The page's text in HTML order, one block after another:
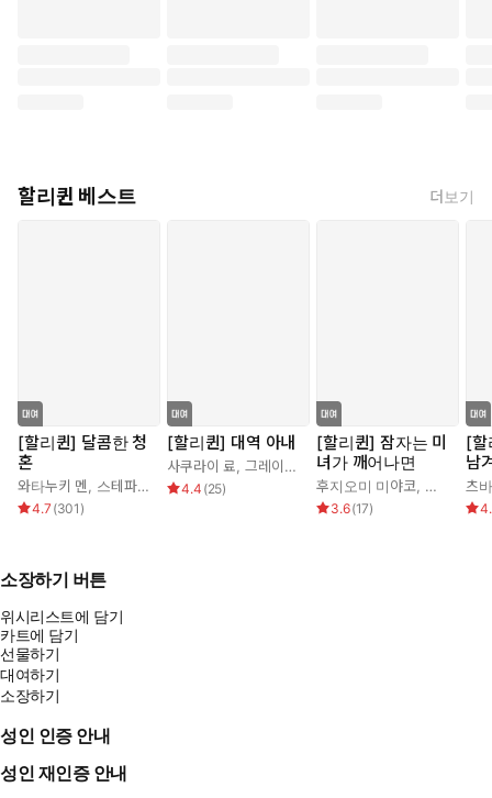
할리퀸 베스트 더보기
[할리퀸] 달콤한 청
혼
와타누키 멘 스테파니 로렌스
4.7 (301 )
[할리퀸] 대역 아내
사쿠라이 료 그레이스 그린
4.4 (25)
[할리퀸] 잠자는 미
녀가 깨어나면
후지오미 미야코, 조안 엘리
3.6(17)
[할
남
츠
소장하기 버튼
위시리스트에 담기
카트에 담기
선물하기
대여하기
소장하기
성인 인증 안내
성인 재인증 안내